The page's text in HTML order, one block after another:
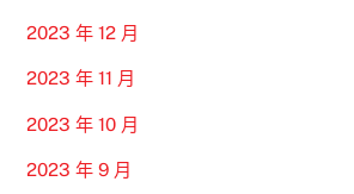
2023 年 12 月
2023 年 11 月
2023 年 10 月
2023 年 9 月